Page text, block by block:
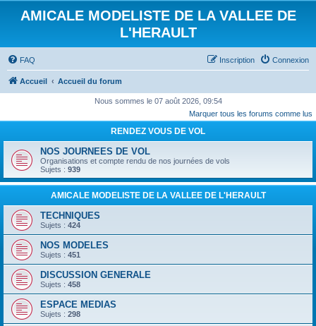
AMICALE MODELISTE DE LA VALLEE DE
L'HERAULT
FAQ Connexion
Inscription
Accueil Accueil du forum
Nous sommes le 07 août 2026, 09:54
Marquer tous les forums comme lus
RENDEZ VOUS DE VOL
NOS JOURNEES DE VOL
Organisations et compte rendu de nos journées de vols
Sujets : 939
AMICALE MODELISTE DE LA VALLEE DE L'HERAULT
TECHNIQUES
Sujets : 424
NOS MODELES
Sujets : 451
DISCUSSION GENERALE
Sujets : 458
ESPACE MEDIAS
Sujets : 298